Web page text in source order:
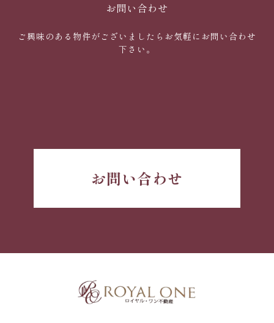
お問い合わせ
ご興味のある物件がございましたらお気軽にお問い合わせ
下さい。
お問い合わせ